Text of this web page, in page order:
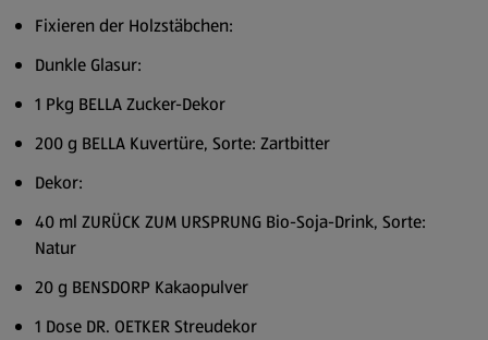
Fixieren der Holzstäbchen:
Dunkle Glasur:
1 Pkg BELLA Zucker-Dekor
200 g BELLA Kuvertüre, Sorte: Zartbitter
Dekor:
40 ml ZURÜCK ZUM URSPRUNG Bio-Soja-Drink, Sorte:
Natur
20 g BENSDORP Kakaopulver
1 Dose DR. OETKER Streudekor